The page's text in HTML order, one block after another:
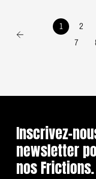
1 2
7
Inscrivez-
newsletter
nos Frictions.